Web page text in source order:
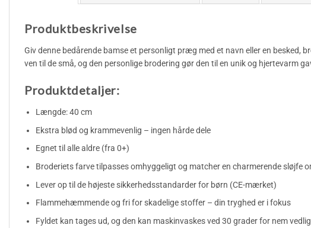
Produktbeskrivelse
Giv denne bedårende bamse et personligt præg med et navn eller en besked,
ven til de små, og den personlige brodering gør den til en unik og hjertevarm
Produktdetaljer:
Længde: 40 cm
Ekstra blød og krammevenlig – ingen hårde dele
Egnet til alle aldre (fra 0+)
Broderiets farve tilpasses omhyggeligt og matcher en charmerende sløjfe
Lever op til de højeste sikkerhedsstandarder for børn (CE-mærket)
Flammehæmmende og fri for skadelige stoffer – din tryghed er i fokus
Fyldet kan tages ud, og den kan maskinvaskes ved 30 grader for nem